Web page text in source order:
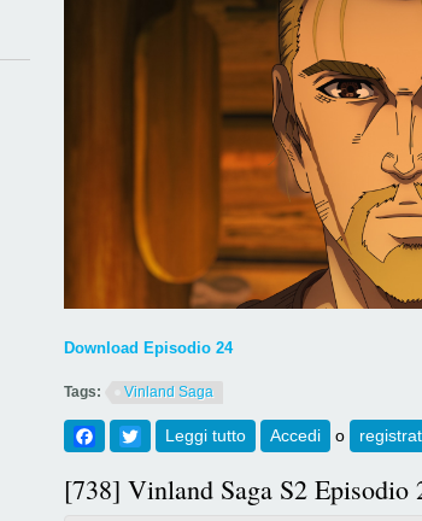
Download Episodio 24
Tags: Vinland Saga
Facebook
Twitter
Leggi tutto su [739] Vinland
Accedi o
[738] Vinland Saga S2 Episodio